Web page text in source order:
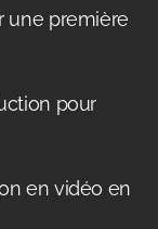
une première
pour
en vidéo en